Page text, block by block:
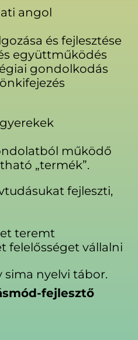
angol
és fejlesztése
együttműködés
gondolkodás
működő
„termék”.
fejleszti,
teremt
felelősséget vállalni
sima nyelvi tábor.
fejlesztő